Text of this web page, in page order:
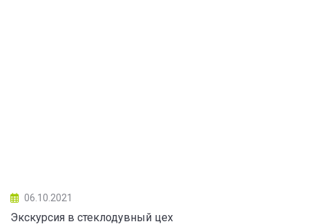
06.10.2021
Экскурсия в стеклодувный цех